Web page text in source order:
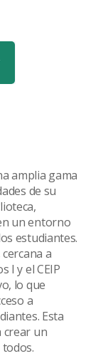
amplia gama
de su
un entorno
estudiantes.
a
I y el CEIP
lo que
a
Esta
crear un